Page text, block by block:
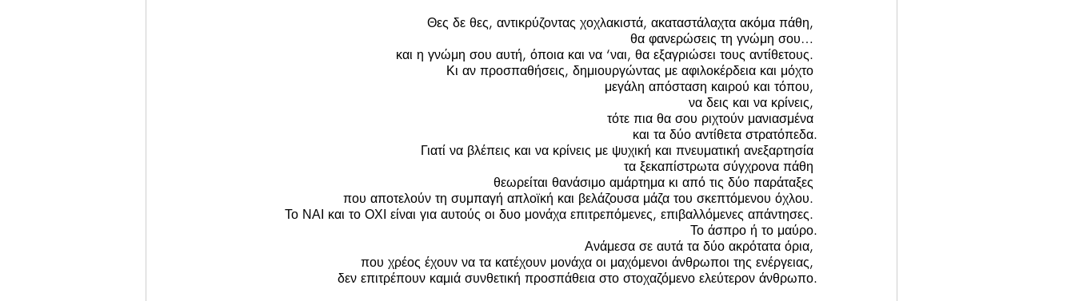
Θες δε θες, αντικρύζοντας χοχλακιστά, ακαταστάλαχτα ακόμα πάθη,
θα φανερώσεις τη γνώμη σου…
και η γνώμη σου αυτή, όποια και να ‘ναι, θα εξαγριώσει τους αντίθετους.
Κι αν προσπαθήσεις, δημιουργώντας με αφιλοκέρδεια και μόχτο
μεγάλη απόσταση καιρού και τόπου,
να δεις και να κρίνεις,
τότε πια θα σου ριχτούν μανιασμένα
και τα δύο αντίθετα στρατόπεδα.
Γιατί να βλέπεις και να κρίνεις με ψυχική και πνευματική ανεξαρτησία
τα ξεκαπίστρωτα σύγχρονα πάθη
θεωρείται θανάσιμο αμάρτημα κι από τις δύο παράταξες
που αποτελούν τη συμπαγή απλοϊκή και βελάζουσα μάζα του σκεπτόμενου όχλου.
Το ΝΑΙ και το ΟΧΙ είναι για αυτούς οι δυο μονάχα επιτρεπόμενες, επιβαλλόμενες απάντησες.
Το άσπρο ή το μαύρο.
Ανάμεσα σε αυτά τα δύο ακρότατα όρια,
που χρέος έχουν να τα κατέχουν μονάχα οι μαχόμενοι άνθρωποι της ενέργειας,
δεν επιτρέπουν καμιά συνθετική προσπάθεια στο στοχαζόμενο ελεύτερον άνθρωπο.